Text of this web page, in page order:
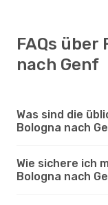
FAQs über
nach Genf
Was sind die
Bologna nach
Wie sichere ich
Bologna nach